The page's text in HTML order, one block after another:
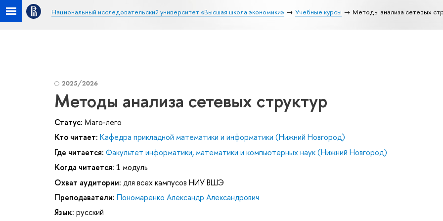
Национальный исследовательский университет «Высшая школа экономики» Учебные курсы Методы анализа сетевых
2025/2026
Методы анализа сетевых структур
Статус: Маго-лего
Кто читает: Кафедра прикладной математики и информатики (Нижний Новгород)
Где читается: Факультет информатики, математики и компьютерных наук (Нижний Новгород)
Когда читается: 1 модуль
Охват аудитории: для всех кампусов НИУ ВШЭ
Преподаватели: Пономаренко Александр Александрович
Язык: русский